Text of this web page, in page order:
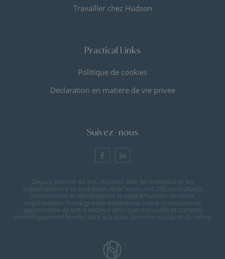
Travailler chez Hudson
Practical Links
Politique de cookies
Déclaration en matière de vie privée
Suivez-nous
Depuis bientôt 40 ans, Hudson aide les individus et les
organisations à se surpasser. Avec vous, nos 250 consultants
construisent et développent le capital humain de votre
organisation. Notre grande expérience, notre connaissance
approfondie de votre secteur ainsi que nos outils et conseils
scientifiquement fondés sont à la base de votre succès et du nôtre.